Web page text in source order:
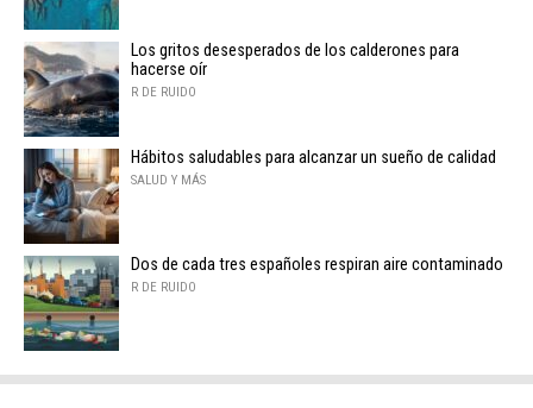
Los gritos desesperados de los calderones para
hacerse oír
R DE RUIDO
Hábitos saludables para alcanzar un sueño de calidad
SALUD Y MÁS
Dos de cada tres españoles respiran aire contaminado
R DE RUIDO